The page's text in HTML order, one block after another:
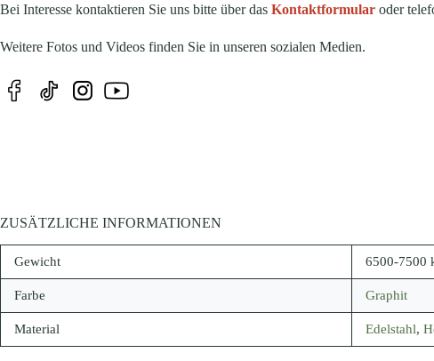
Bei Interesse kontaktieren Sie uns bitte über das Kontaktformular oder
Weitere Fotos und Videos finden Sie in unseren sozialen Medien.
ZUSÄTZLICHE INFORMATIONEN
Gewicht 6500-7500
Farbe Graphit
Material Edelstahl,